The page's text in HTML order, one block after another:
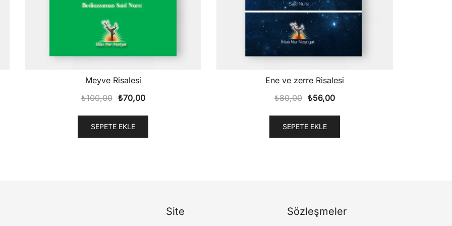
Meyve Risalesi
₺100,00 Orijinal
₺100,00.
₺70,00Şu
₺70,00.
SEPETE EKLE
Ene ve zerre Risalesi
₺80,00 Orijinal
₺80,00.
₺56,00Şu
₺56,00.
SEPETE EKLE
Site Sözleşmeler